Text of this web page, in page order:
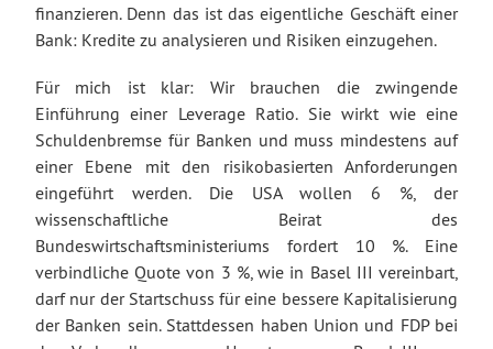
finanzieren. Denn das ist das eigentliche Geschäft einer
Bank: Kredite zu analysieren und Risiken einzugehen.
Für mich ist klar: Wir brauchen die zwingende
Einführung einer Leverage Ratio. Sie wirkt wie eine
Schuldenbremse für Banken und muss mindestens auf
einer Ebene mit den risikobasierten Anforderungen
eingeführt werden. Die USA wollen 6 %, der
wissenschaftliche Beirat des
Bundeswirtschaftsministeriums fordert 10 %. Eine
verbindliche Quote von 3 %, wie in Basel III vereinbart,
darf nur der Startschuss für eine bessere Kapitalisierung
der Banken sein. Stattdessen haben Union und FDP bei